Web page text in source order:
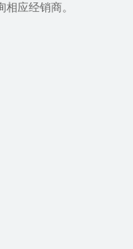
应经销商。